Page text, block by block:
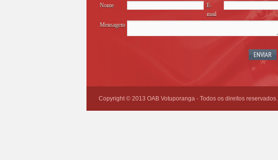
Nome
E-
mail
Mensagem
Copyright © 2013 OAB Votuporanga - Todos os direitos reservados.